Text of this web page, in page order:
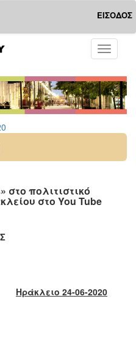
ΕΙΣΟΔΟΣ
Toggle
στο πολιτιστικό
στο You Tube
Ηράκλειο 24-06-2020